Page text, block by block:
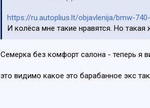
https://ru.autoplius.lt/objavlenija/bmw-
И колёса мне такие нравятся. Но
Семерка без комфорт салона - теперь я
это видимо какое это барабанное экс